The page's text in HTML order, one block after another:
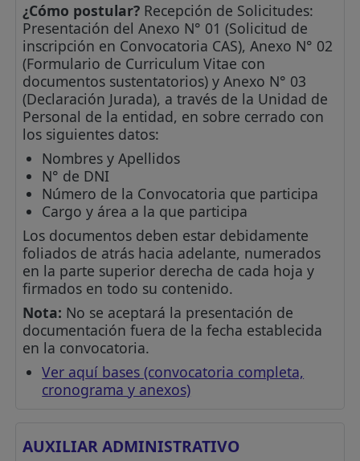
¿Cómo postular? Recepción de Solicitudes:
Presentación del Anexo N° 01 (Solicitud de
inscripción en Convocatoria CAS), Anexo N° 02
(Formulario de Curriculum Vitae con
documentos sustentatorios) y Anexo N° 03
(Declaración Jurada), a través de la Unidad de
Personal de la entidad, en sobre cerrado con
los siguientes datos:
Nombres y Apellidos
N° de DNI
Número de la Convocatoria que participa
Cargo y área a la que participa
Los documentos deben estar debidamente
foliados de atrás hacia adelante, numerados
en la parte superior derecha de cada hoja y
firmados en todo su contenido.
Nota: No se aceptará la presentación de
documentación fuera de la fecha establecida
en la convocatoria.
Ver aquí bases (convocatoria completa,
cronograma y anexos)
AUXILIAR ADMINISTRATIVO